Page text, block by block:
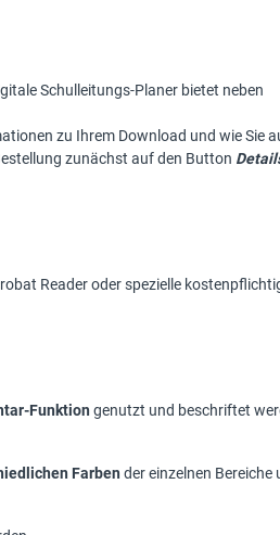
Schulleitungs-Planer bietet neben
zu Ihrem Download und wie Sie
zunächst auf den Button
Reader oder spezielle
Funktion genutzt und beschriftet
Farben der einzelnen Bereiche